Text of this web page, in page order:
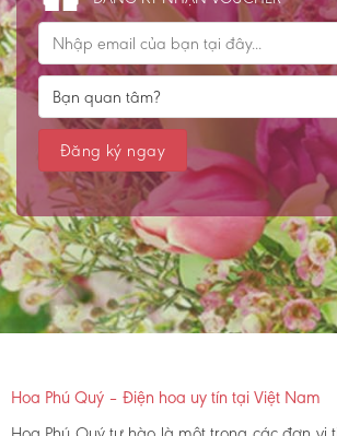
Hoa Phú Quý – Điện hoa uy tín tại Việt Nam